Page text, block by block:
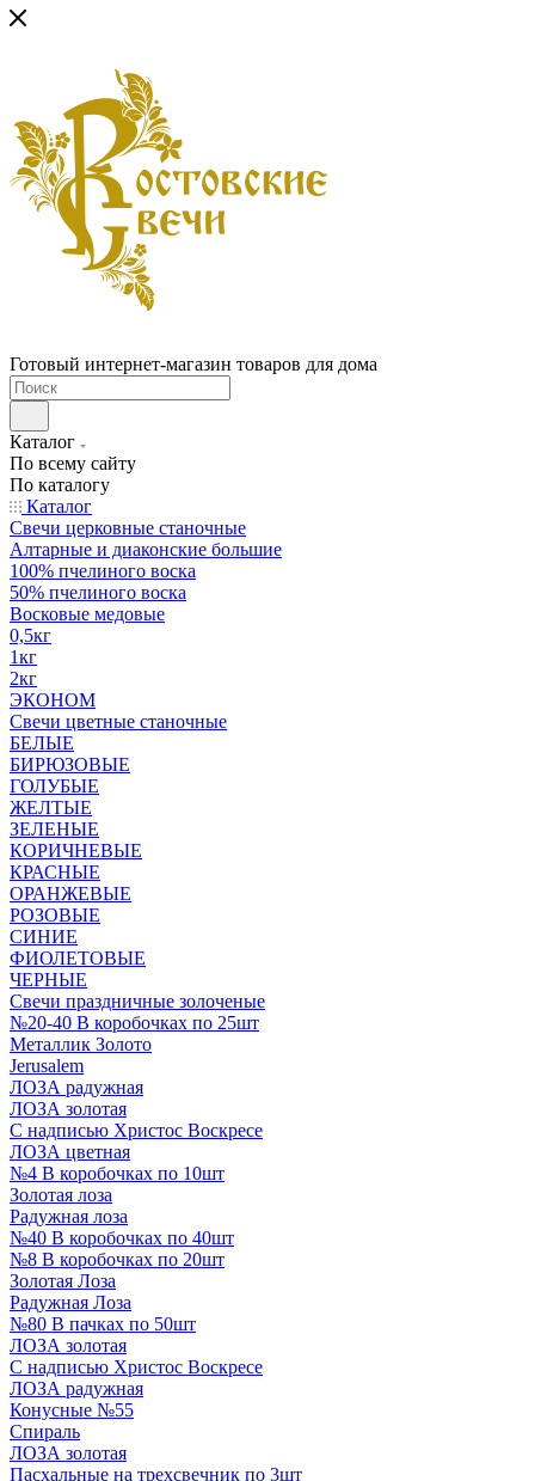
Готовый интернет-магазин товаров для дома
Каталог
По всему сайту
По каталогу
Каталог
Свечи церковные станочные
Алтарные и диаконские большие
100% пчелиного воска
50% пчелиного воска
Восковые медовые
0,5кг
1кг
2кг
ЭКОНОМ
Свечи цветные станочные
БЕЛЫЕ
БИРЮЗОВЫЕ
ГОЛУБЫЕ
ЖЕЛТЫЕ
ЗЕЛЕНЫЕ
КОРИЧНЕВЫЕ
КРАСНЫЕ
ОРАНЖЕВЫЕ
РОЗОВЫЕ
СИНИЕ
ФИОЛЕТОВЫЕ
ЧЕРНЫЕ
Свечи праздничные золоченые
№20-40 В коробочках по 25шт
Металлик Золото
Jerusalem
ЛОЗА радужная
ЛОЗА золотая
С надписью Христос Воскресе
ЛОЗА цветная
№4 В коробочках по 10шт
Золотая лоза
Радужная лоза
№40 В коробочках по 40шт
№8 В коробочках по 20шт
Золотая Лоза
Радужная Лоза
№80 В пачках по 50шт
ЛОЗА золотая
С надписью Христос Воскресе
ЛОЗА радужная
Конусные №55
Спираль
ЛОЗА золотая
Пасхальные на трехсвечник по 3шт